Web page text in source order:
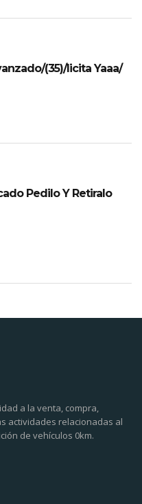
(35)/licita Yaaa/
Pedilo Y Retiralo
a la venta, compra,
actividades relacionadas al
de vehículos 0km.